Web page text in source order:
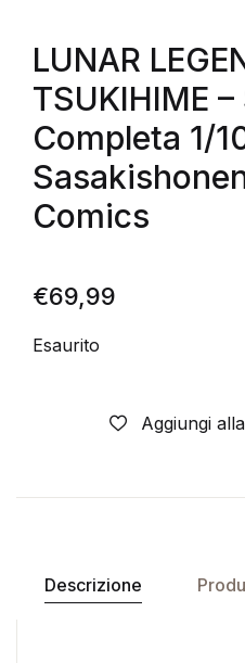
LUNAR
TSUKIHIME
Completa 1/
Comics
€69,99
Esaurito
Aggiungi
Descrizione